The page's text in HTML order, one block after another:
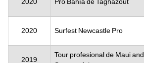
2020 Pro Bahía de Taghazout
2020 Surfest Newcastle Pro
2019
Tour profesional de Maui and